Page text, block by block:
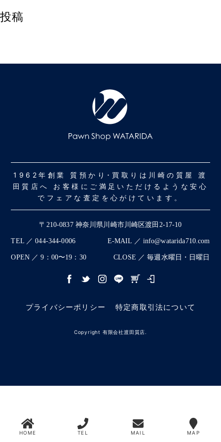
投稿
1962年創業 質預かり･買取りは川崎の質屋 渡
田質店へ お客様にご満足いただけるような安心
でフェアな査定を心がけています。
〒210-0837 神奈川県川崎市川崎区渡田2-17-10
TEL ／ 044-344-0006 E-MAIL ／ info@watarida710.com
OPEN ／ 9：00〜19：30 CLOSE ／ 毎週水曜日・日曜日
プライバシーポリシー 特定商取引法について
Copyright 有限会社渡田質店.
HOME TEL MAIL MAP